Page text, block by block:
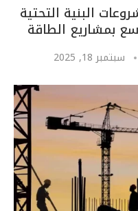
البنية التحتية
بمشاريع الطاقة
سبتمبر 18, 2025